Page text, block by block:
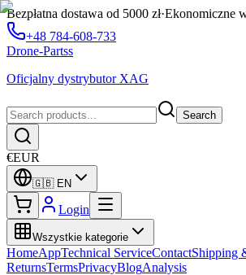
Bezpłatna dostawa od 5000 zł·Ekonomiczne
+48 784-608-733
Drone-Partss
Oficjalny dystrybutor XAG
Search
€EUR
🇬🇧 EN
Login
Wszystkie kategorie
HomeAppTechnical ServiceContactShipping
ReturnsTermsPrivacyBlogAnalysis